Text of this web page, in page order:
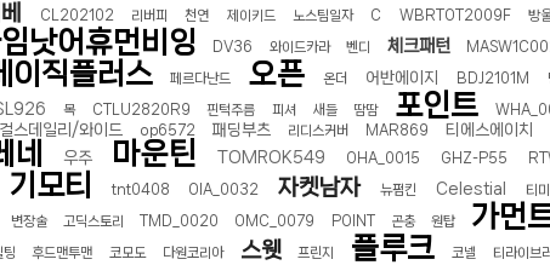
CL202102 리버피 천연 제이키드 노스팀일자 C WBRTOT2009F 방
낫어휴먼비잉 DV36 와이드카라 벤디 체크패턴
이직플러스 페르다난드 오픈 온더 어반에이지 BDJ2101M
목 CTLU2820R9 핀턱주름 피셔 새들 땀땀 포인트
걸스데일리/와이드 op6572 패딩부츠 리디스커버 MAR869 티에스에이치
네 우주 마운틴 TOMROK549 OHA_0015 GHZ-P55
기모티 tnt0408 OIA_0032 자켓남자 뉴펌킨 Celestial 티미
변장술 고딕스토리 TMD_0020 OMC_0079 POINT 곤충 원탑 가먼
팅 후드맨투맨 코모도 다원코리아 스웻 프린지 플루크 코넬 티라이브